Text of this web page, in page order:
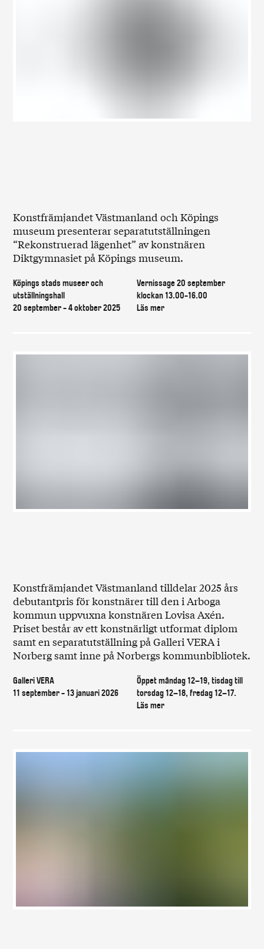
Konstfrämjandet Västmanland och Köpings
museum presenterar separatutställningen
“Rekonstruerad lägenhet” av konstnären
Diktgymnasiet på Köpings museum.
Köpings stads museer och
utställningshall
20 september - 4 oktober 2025
Vernissage 20 september
klockan 13.00-16.00
Läs mer
Konstfrämjandet Västmanland tilldelar 2025 års
debutantpris för konstnärer till den i Arboga
kommun uppvuxna konstnären Lovisa Axén.
Priset består av ett konstnärligt utformat diplom
samt en separatutställning på Galleri VERA i
Norberg samt inne på Norbergs kommunbibliotek.
Galleri VERA
11 september - 13 januari 2026
Öppet måndag 12–19, tisdag till
torsdag 12–18, fredag 12–17.
Läs mer